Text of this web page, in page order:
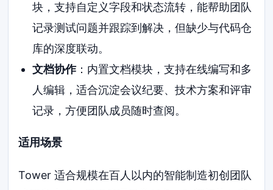
块，支持自定义字段和状态流转，能帮助团队
记录测试问题并跟踪到解决，但缺少与代码仓
库的深度联动。
文档协作：内置文档模块，支持在线编写和多
人编辑，适合沉淀会议纪要、技术方案和评审
记录，方便团队成员随时查阅。
适用场景
Tower 适合规模在百人以内的智能制造初创团队